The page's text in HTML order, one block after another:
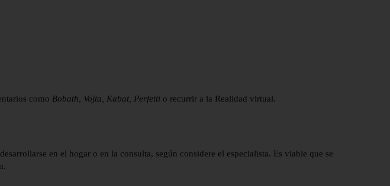
como Bobath, Vojta, Kabat, Perfetti o recurrir a la Realidad virtual.
en el hogar o en la consulta, según considere el especialista. Es viable que se